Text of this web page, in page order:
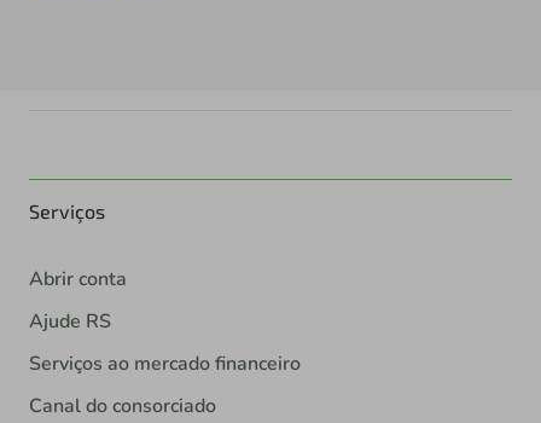
Serviços
Abrir conta
Ajude RS
Serviços ao mercado financeiro
Canal do consorciado